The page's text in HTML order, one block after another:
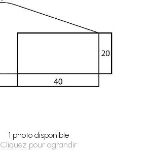
1 photo disponible
Cliquez pour agrandir